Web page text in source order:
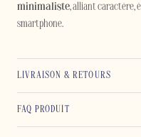
minimaliste, alliant caractère,
smartphone.
LIVRAISON & RETOURS
FAQ PRODUIT